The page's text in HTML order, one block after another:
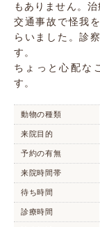
もありません。
交通事故で怪我
らいました。診
す。
ちょっと心配な
す。
動物の種類
来院目的
予約の有無
来院時間帯
待ち時間
診療時間